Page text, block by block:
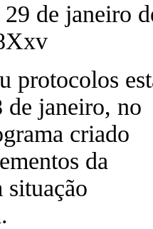
29 de janeiro
protocolos
de janeiro, no
criado
da
situação